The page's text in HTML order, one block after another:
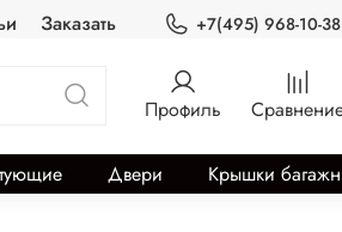
Заказать +7(495) 968-10-38
Профиль
Двери
Крышки